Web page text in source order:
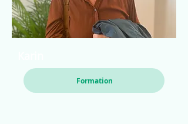
Formation